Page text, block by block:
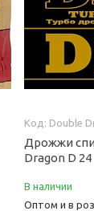
Double
Дрожжи
Dragon D 24
В наличии
Оптом и в